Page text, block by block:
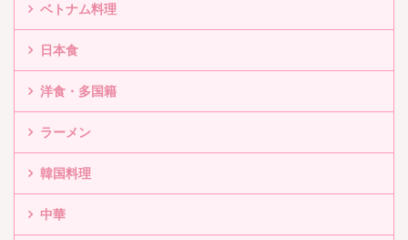
ベトナム料理
日本食
洋食・多国籍
ラーメン
韓国料理
中華